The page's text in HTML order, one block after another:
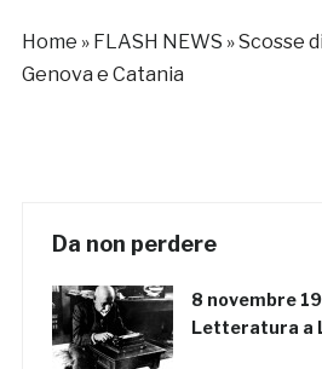
Home » FLASH NEWS »Scosse
Genova e Catania
Da non perdere
8 novembre
Letteratura a